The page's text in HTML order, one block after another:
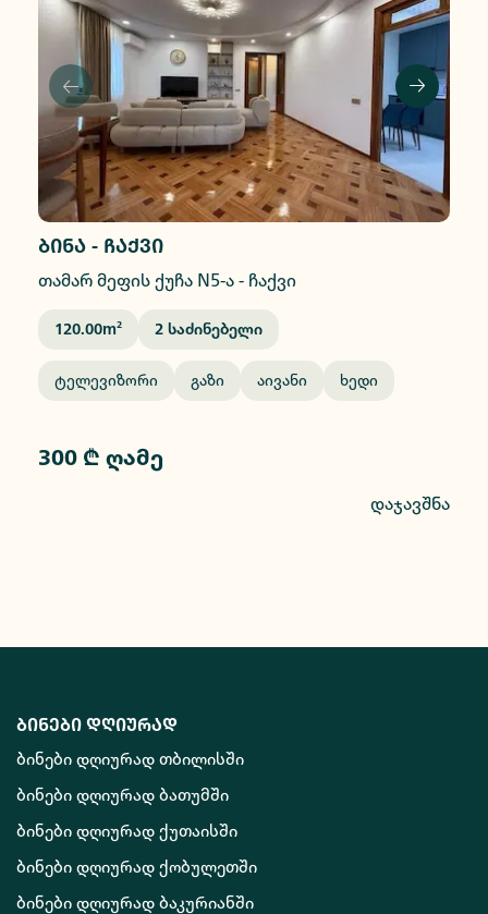
ბინა - ჩაქვი
თამარ მეფის ქუჩა N5-ა - ჩაქვი
120.00M² 2 Საძინებელი
Ტელევიზორი Გაზი Აივანი Ხედი
300 ₾ ღამე
დაჯავშნა
ბინები დღიურად
ბინები დღიურად თბილისში
ბინები დღიურად ბათუმში
ბინები დღიურად ქუთაისში
ბინები დღიურად ქობულეთში
ბინები დღიურად ბაკურიანში